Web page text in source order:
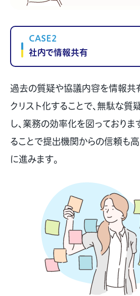
CASE2
社内で情報共有
過去の質疑や協議内容を情報共
クリスト化することで、無駄な質
し、業務の効率化を図っておりま
ることで提出機関からの信頼も
に進みます。